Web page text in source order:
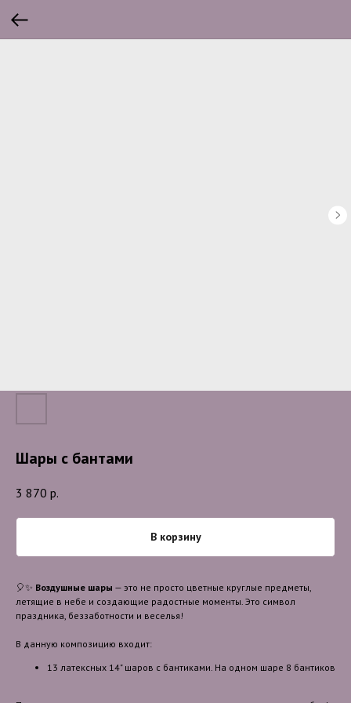
Шары с бантами
3 870 р.
В корзину
🎈✨ Воздушные шары — это не просто цветные круглые предметы,
летящие в небе и создающие радостные моменты. Это символ
праздника, беззаботности и веселья!
В данную композицию входит:
13 латексных 14" шаров с бантиками. На одном шаре 8 бантиков